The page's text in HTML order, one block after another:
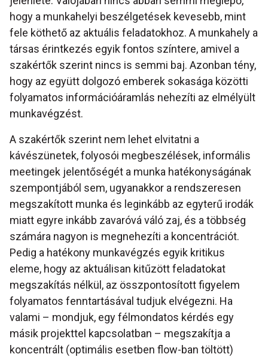
hogy a munkahelyi beszélgetések kevesebb, mint
fele köthető az aktuális feladatokhoz. A munkahely a
társas érintkezés egyik fontos színtere, amivel a
szakértők szerint nincs is semmi baj. Azonban tény,
hogy az együtt dolgozó emberek sokasága közötti
folyamatos információáramlás nehezíti az elmélyült
munkavégzést.
A szakértők szerint nem lehet elvitatni a
kávészünetek, folyosói megbeszélések, informális
meetingek jelentőségét a munka hatékonyságának
szempontjából sem, ugyanakkor a rendszeresen
megszakított munka és leginkább az egyterű irodák
miatt egyre inkább zavaróvá váló zaj, és a többség
számára nagyon is megnehezíti a koncentrációt.
Pedig a hatékony munkavégzés egyik kritikus
eleme, hogy az aktuálisan kitűzött feladatokat
megszakítás nélkül, az összpontosított figyelem
folyamatos fenntartásával tudjuk elvégezni. Ha
valami – mondjuk, egy félmondatos kérdés egy
másik projekttel kapcsolatban – megszakítja a
koncentrált (optimális esetben flow-ban töltött)